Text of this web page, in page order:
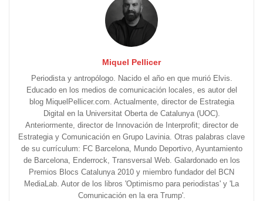
Miquel Pellicer
Periodista y antropólogo. Nacido el año en que murió Elvis.
Educado en los medios de comunicación locales, es autor del
blog MiquelPellicer.com. Actualmente, director de Estrategia
Digital en la Universitat Oberta de Catalunya (UOC).
Anteriormente, director de Innovación de Interprofit; director de
Estrategia y Comunicación en Grupo Lavinia. Otras palabras clave
de su currículum: FC Barcelona, Mundo Deportivo, Ayuntamiento
de Barcelona, Enderrock, Transversal Web. Galardonado en los
Premios Blocs Catalunya 2010 y miembro fundador del BCN
MediaLab. Autor de los libros 'Optimismo para periodistas' y 'La
Comunicación en la era Trump'.